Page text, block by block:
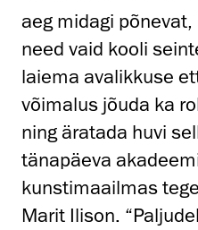
aeg midagi
need vaid kooli
laiema avalikkuse
võimalus jõuda ka
ning äratada huvi
tänapäeva
kunstimaailmas
Marit Ilison.